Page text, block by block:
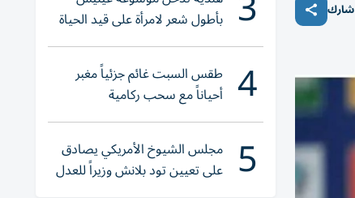
شارك بأطول شعر لامرأة على قيد الحياة
4 طقس السبت غائم جزئياً مغبر
أحياناً مع سحب ركامية
5 مجلس الشيوخ الأمريكي يصادق
على تعيين تود بلانش وزيراً للعدل